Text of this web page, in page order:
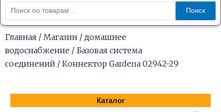
Искать:
Поиск
Главная / Магазин / домашнее
водоснабжение / Базовая система
соединений / Коннектор Gardena 02942-29
Каталог